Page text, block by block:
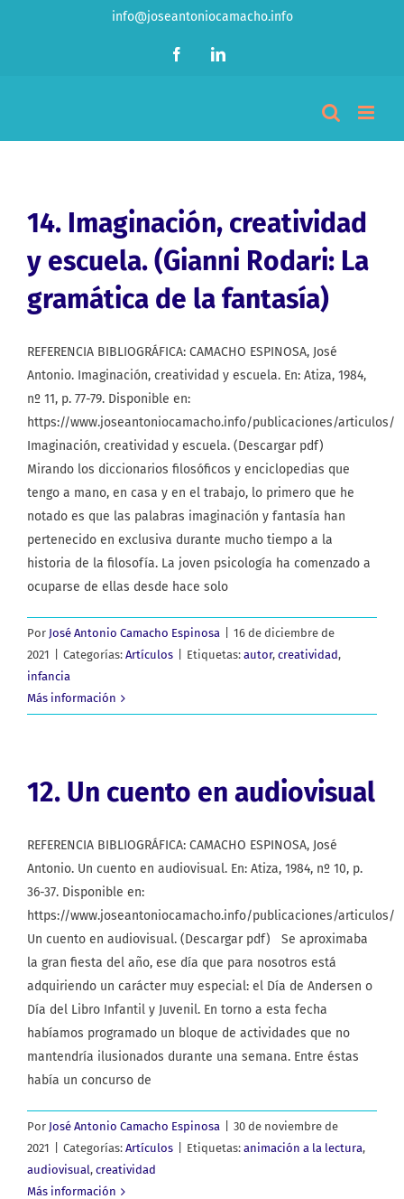
info@joseantoniocamacho.info
FacebookLinkedIn
14. Imaginación, creatividad
y escuela. (Gianni Rodari: La
gramática de la fantasía)
REFERENCIA BIBLIOGRÁFICA: CAMACHO ESPINOSA, José
Antonio. Imaginación, creatividad y escuela. En: Atiza, 1984,
nº 11, p. 77-79. Disponible en:
https://www.joseantoniocamacho.info/publicaciones/articulos/
Imaginación, creatividad y escuela. (Descargar pdf)
Mirando los diccionarios filosóficos y enciclopedias que
tengo a mano, en casa y en el trabajo, lo primero que he
notado es que las palabras imaginación y fantasía han
pertenecido en exclusiva durante mucho tiempo a la
historia de la filosofía. La joven psicología ha comenzado a
ocuparse de ellas desde hace solo
Por José Antonio Camacho Espinosa
16 de diciembre de
2021
Categorías: Artículos Etiquetas: autor, creatividad,
infancia
Más información
12. Un cuento en audiovisual
REFERENCIA BIBLIOGRÁFICA: CAMACHO ESPINOSA, José
Antonio. Un cuento en audiovisual. En: Atiza, 1984, nº 10, p.
36-37. Disponible en:
https://www.joseantoniocamacho.info/publicaciones/articulos/
Un cuento en audiovisual. (Descargar pdf) Se aproximaba
la gran fiesta del año, ese día que para nosotros está
adquiriendo un carácter muy especial: el Día de Andersen o
Día del Libro Infantil y Juvenil. En torno a esta fecha
habíamos programado un bloque de actividades que no
mantendría ilusionados durante una semana. Entre éstas
había un concurso de
Por José Antonio Camacho Espinosa
30 de noviembre de
2021
Categorías: Artículos Etiquetas: animación a la lectura,
audiovisual, creatividad
Más información